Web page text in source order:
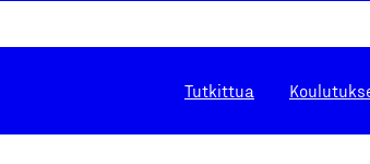
Tutkittua